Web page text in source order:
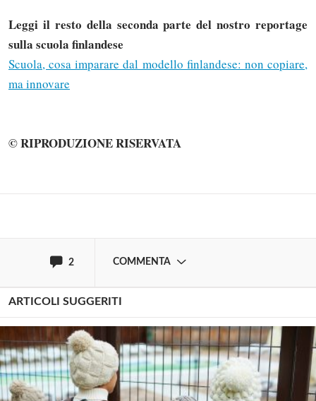
Leggi il resto della seconda parte del nostro reportage
sulla scuola finlandese
Scuola, cosa imparare dal modello finlandese: non copiare,
ma innovare
© RIPRODUZIONE RISERVATA
2 COMMENTA
finlandese) sia in sé, e di fatto, un mero esercizio
stilistico, nella sostanza vuoto, nella misura in cui
chi deve riempirlo di contenuti (e quindi anche di
passione, interesse, creatività, sperimentazione,
accade i risultati sono straordinari. Si tratta però di
Attendo con fiducia che si riveli.
ARTICOLI SUGGERITI